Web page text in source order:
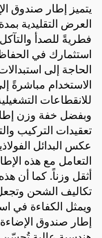
يتميز إطار صندوق
العرض التقليدية
فطريةً للصدأ
استثمارك في
الحاجة إلى
الاستخدام مباشرةً
للانقطاعات
وبفضل خفة وزن
تعقيدات التركيب
عكس البدائل
التعامل مع هذه
أثقل وزناً. كما أن
تكاليف الشحن
ويمثل الكفاءة في
إطار صندوق الإضاءة